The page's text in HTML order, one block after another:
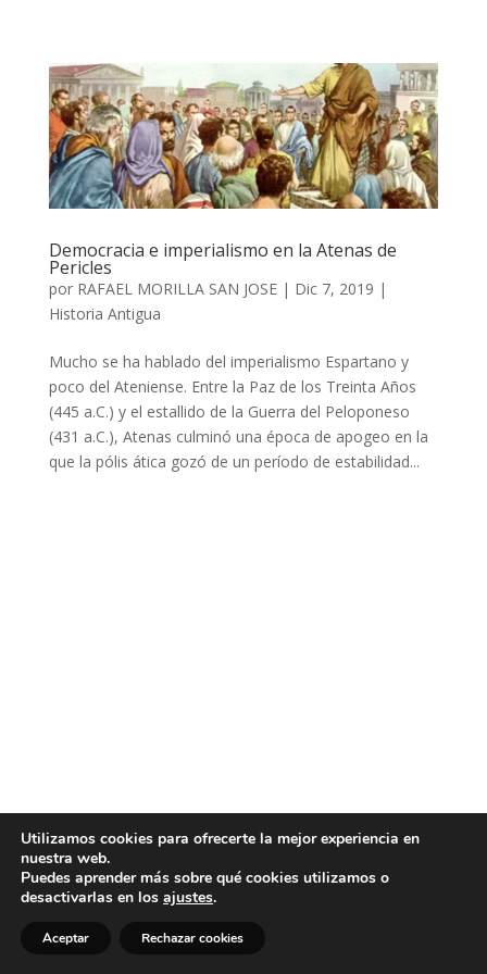
Democracia e imperialismo en la Atenas de
Pericles
por RAFAEL MORILLA SAN JOSE| Dic 7, 2019 |
Historia Antigua
Mucho se ha hablado del imperialismo Espartano y
poco del Ateniense. Entre la Paz de los Treinta Años
(445 a.C.) y el estallido de la Guerra del Peloponeso
(431 a.C.), Atenas culminó una época de apogeo en la
que la pólis ática gozó de un período de estabilidad...
Utilizamos cookies para ofrecerte la mejor experiencia en
nuestra web.
Puedes aprender más sobre qué cookies utilizamos o
desactivarlas en los ajustes.
Aceptar Rechazar cookies